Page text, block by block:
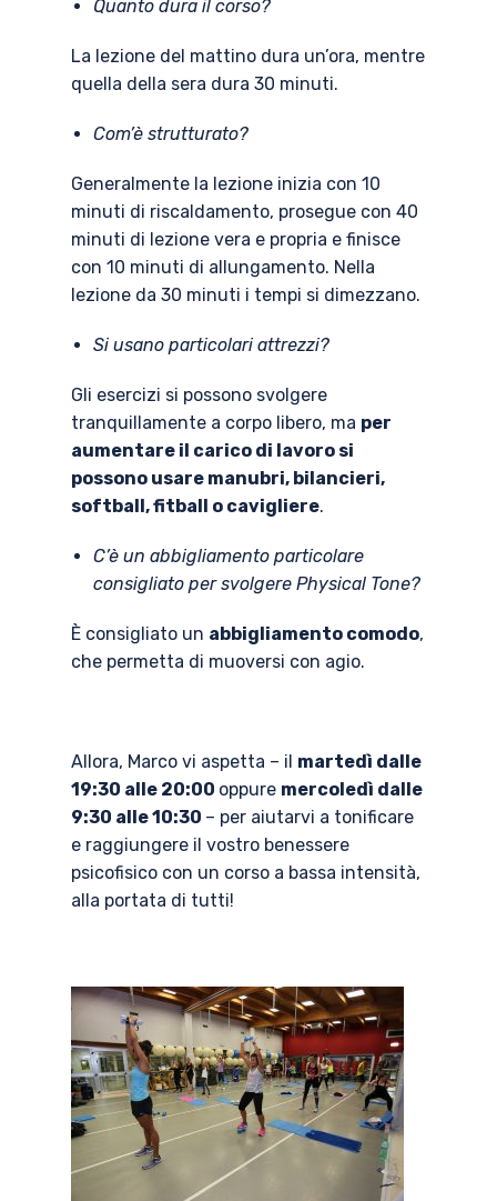
Quanto dura il corso?
La lezione del mattino dura un’ora, mentre
quella della sera dura 30 minuti.
Com’è strutturato?
Generalmente la lezione inizia con 10
minuti di riscaldamento, prosegue con 40
minuti di lezione vera e propria e finisce
con 10 minuti di allungamento. Nella
lezione da 30 minuti i tempi si dimezzano.
Si usano particolari attrezzi?
Gli esercizi si possono svolgere
tranquillamente a corpo libero, ma per
aumentare il carico di lavoro si
possono usare manubri, bilancieri,
softball, fitball o cavigliere.
C’è un abbigliamento particolare
consigliato per svolgere Physical Tone?
È consigliato un abbigliamento comodo,
che permetta di muoversi con agio.
Allora, Marco vi aspetta – il martedì dalle
19:30 alle 20:00 oppure mercoledì dalle
9:30 alle 10:30 – per aiutarvi a tonificare
e raggiungere il vostro benessere
psicofisico con un corso a bassa intensità,
alla portata di tutti!